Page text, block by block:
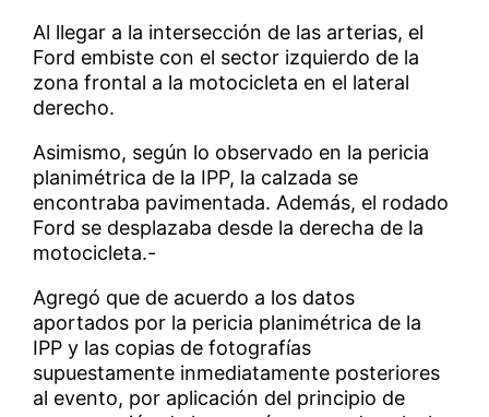
Al llegar a la intersección de las arterias, el
Ford embiste con el sector izquierdo de la
zona frontal a la motocicleta en el lateral
derecho.
Asimismo, según lo observado en la pericia
planimétrica de la IPP, la calzada se
encontraba pavimentada. Además, el rodado
Ford se desplazaba desde la derecha de la
motocicleta.-
Agregó que de acuerdo a los datos
aportados por la pericia planimétrica de la
IPP y las copias de fotografías
supuestamente inmediatamente posteriores
al evento, por aplicación del principio de